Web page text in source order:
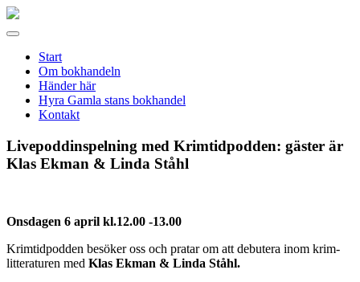
Gamla
Meny
Start
Om bokhandeln
Händer här
Hyra Gamla stans bokhandel
Kontakt
Livepoddinspelning med Krimtidpodden: gäster är
Klas Ekman & Linda Ståhl
Onsdagen 6 april kl.12.00 -13.00
Krimtidpodden besöker oss och pratar om att debutera inom krim-
litteraturen med Klas Ekman & Linda Ståhl.